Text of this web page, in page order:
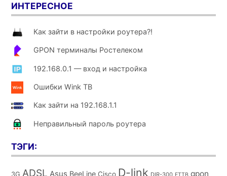
ИНТЕРЕСНОЕ
Как зайти в настройки роутера?!
GPON терминалы Ростелеком
192.168.0.1 — вход и настройка
Ошибки Wink ТВ
Как зайти на 192.168.1.1
Неправильный пароль роутера
ТЭГИ:
3G ADSL Asus BeeLine Cisco D-link DIR-300 FTTB gpon